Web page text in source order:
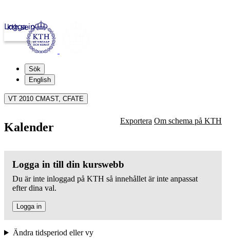
kth.se
Logga in
Sök
English
VT 2010 CMAST, CFATE
Kalender Exportera Om schema på KTH
Logga in till din kurswebb
Du är inte inloggad på KTH så innehållet är inte anpassat
efter dina val.
Logga in
Ändra tidsperiod eller vy